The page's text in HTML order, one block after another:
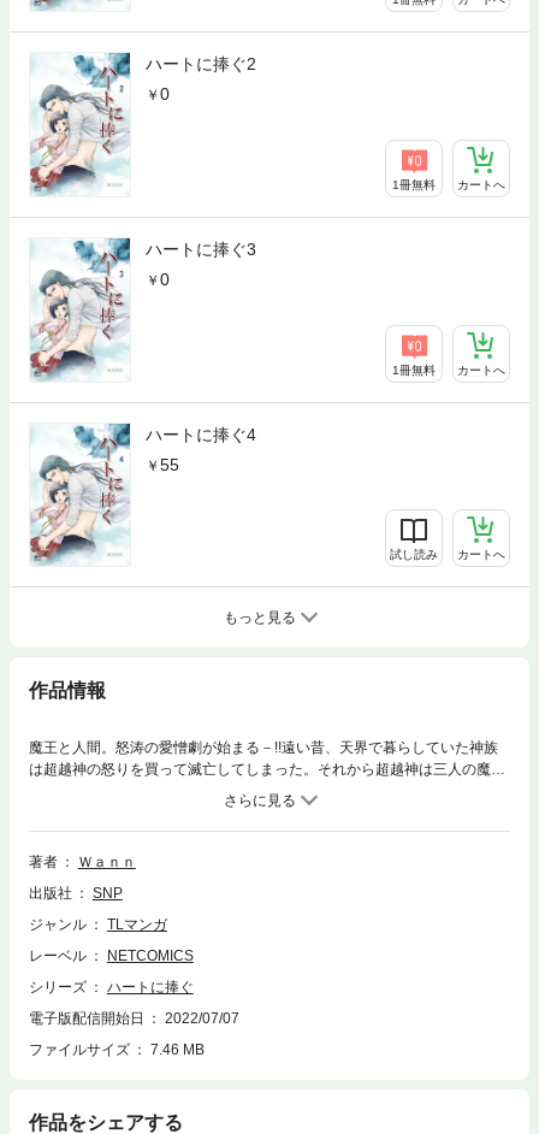
ハートに捧ぐ2
0
1冊無料 カートへ
ハートに捧ぐ3
0
1冊無料 カートへ
ハートに捧ぐ4
55
試し読み カートへ
もっと見る
作品情報
魔王と人間。怒涛の愛憎劇が始まる－!!遠い昔、天界で暮らしていた神族
は超越神の怒りを買って滅亡してしまった。それから超越神は三人の魔王
に世界を支配する力を与え、その中でも水を司る水王は畏れ敬われる存在
となった。時が流れ、その全てが伝説になったある時代。滅びた神族の廃
墟「死の都市」を探していた少女・スイは、埋蔵物商人であるニルの持つ
禁忌の地図を狙って近づく。「死の都市」で水王・カノクを殺す方法を見
ノクとスイ、そしてスイを助ける青年・ニル。三人のドキドキの冒険と幻
想的な恋が繰り広げられる。
著者
Ｗａｎｎ
出版社
SNP
ジャンル
TLマンガ
レーベル
NETCOMICS
シリーズ
ハートに捧ぐ
電子版配信開始日
2022/07/07
ファイルサイズ
7.46 MB
作品をシェアする